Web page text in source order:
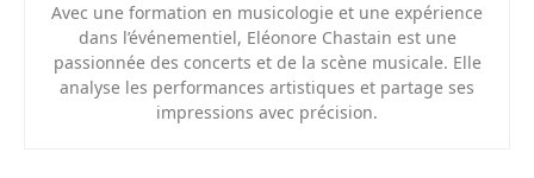
Avec une formation en musicologie et une expérience
dans l’événementiel, Eléonore Chastain est une
passionnée des concerts et de la scène musicale. Elle
analyse les performances artistiques et partage ses
impressions avec précision.